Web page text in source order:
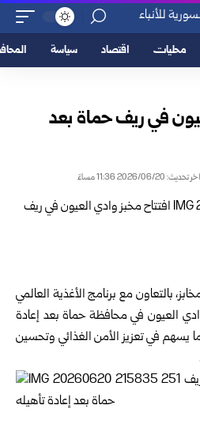
محليات اقتصاد سياسة
في ريف حماة بعد
اخر تحديث: 2026/06/20 11:36 مساءً
، بالتعاون مع برنامج الأغذية العالمي
حماةبعد إعادة
‏يسهم في تعزيز الأمن الغذائي وتحسين